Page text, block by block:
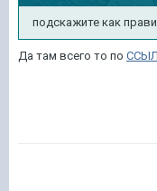
подскажите как
Да там всего то по